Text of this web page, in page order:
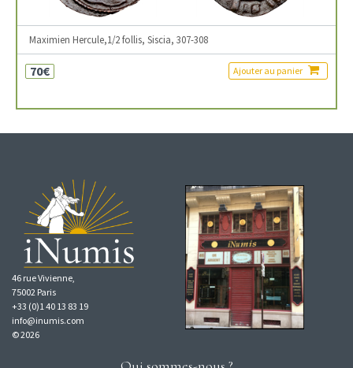
Maximien Hercule,1/2 follis, Siscia, 307-308
70€ Ajouter au panier
46 rue Vivienne,
75002 Paris
+33 (0)1 40 13 83 19
info@inumis.com
© 2026